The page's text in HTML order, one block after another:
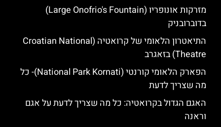
מזרקות אונופריו (Large Onofrio's Fountain)
בדוברובניק
התיאטרון הלאומי של קרואטיה (Croatian National
Theatre) בזאגרב
הפארק הלאומי קורנטי (National Park Kornati)- כל
מה שצריך לדעת
האגם הגדול בקרואטיה: כל מה שצריך לדעת על אגם
וראנה